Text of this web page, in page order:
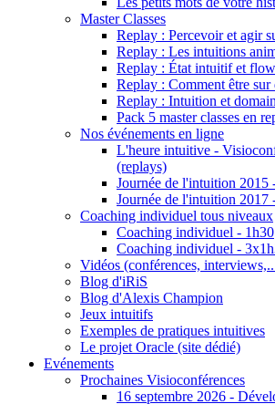
Master Classes
Replay : Percevoir et agir
Replay : Les intuitions
Replay : État intuitif et
Replay : Comment être
Replay : Intuition et
Pack 5 master classes en
Nos événements en ligne
L'heure intuitive -
(replays)
Journée de l'intuition 2015
Journée de l'intuition 2017
Coaching individuel tous niveaux
Coaching individuel - 1h30
Coaching individuel -
Vidéos (conférences,
Blog d'iRiS
Blog d'Alexis Champion
Jeux intuitifs
Exemples de pratiques intuitives
Le projet Oracle (site dédié)
Evénements
Prochaines Visioconférences
16 septembre 2026 -